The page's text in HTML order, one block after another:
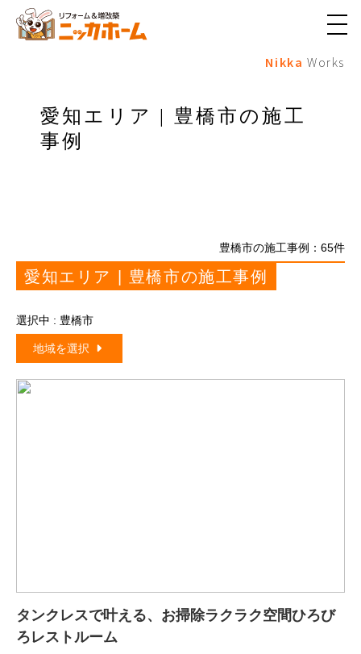
メ
ュ
Nikka Works
愛知エリア | 豊橋市の施工
事例
豊橋市の施工事例： 65件
愛知エリア | 豊橋市の施工事例
選択中 : 豊橋市
地域を選択
タンクレスで叶える、お掃除ラクラク空間ひろび
ろレストルーム